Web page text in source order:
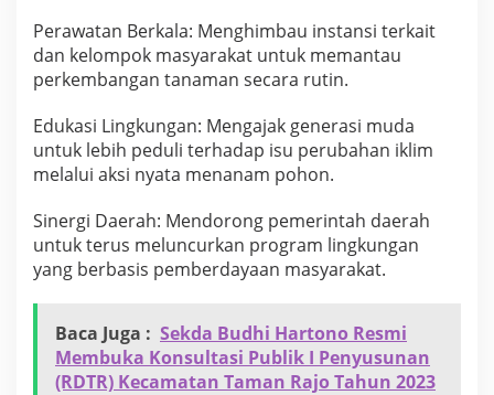
n
g
k
g
a
n
Perawatan Berkala: Menghimbau instansi terkait
dan kelompok masyarakat untuk memantau
perkembangan tanaman secara rutin.
Edukasi Lingkungan: Mengajak generasi muda
untuk lebih peduli terhadap isu perubahan iklim
melalui aksi nyata menanam pohon.
Sinergi Daerah: Mendorong pemerintah daerah
untuk terus meluncurkan program lingkungan
yang berbasis pemberdayaan masyarakat.
Baca Juga : Sekda Budhi Hartono Resmi
Membuka Konsultasi Publik I Penyusunan
(RDTR) Kecamatan Taman Rajo Tahun 2023